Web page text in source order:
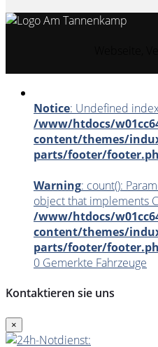
Notice: Undefined
/www/htdocs/
content/themes/
parts/footer/
Warning: count():
object that implements
/www/htdocs/
content/themes/
parts/footer/
0 Gemerkte Fahrzeuge
Kontaktieren sie uns
×